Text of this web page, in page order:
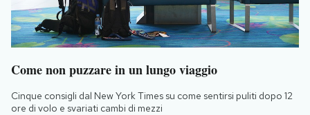
Come non puzzare in un lungo viaggio
Cinque consigli dal New York Times su come sentirsi puliti dopo 12
ore di volo e svariati cambi di mezzi